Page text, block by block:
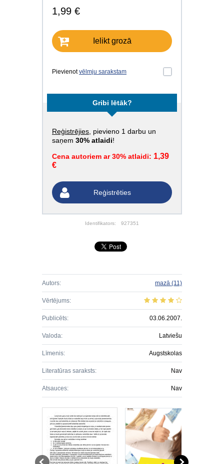
1,99 €
Ielikt grozā
Pievienotvēlmju sarakstam
Gribi lētāk?
Reģistrējies , pievieno 1 darbu un
saņem 30% atlaidi!
Cena autoriem ar 30% atlaidi: 1,39
€
Reģistrēties
Identifikators: 927351
Autors: mazā (11)
Vērtējums:
Publicēts: 03.06.2007.
Valoda: Latviešu
Līmenis: Augstskolas
Literatūras saraksts: Nav
Atsauces: Nav